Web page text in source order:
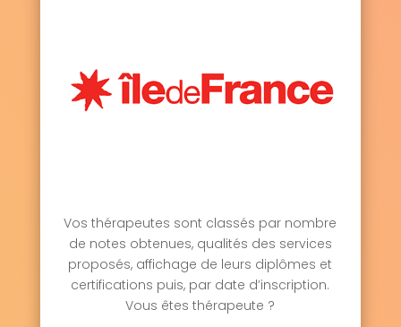
Vos thérapeutes sont classés par nombre
de notes obtenues, qualités des services
proposés, affichage de leurs diplômes et
certifications puis, par date d’inscription.
Vous êtes thérapeute ?